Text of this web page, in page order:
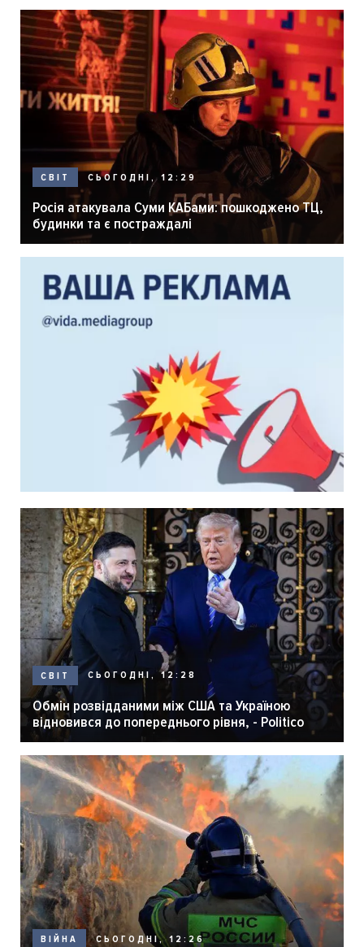
СВІТ СЬОГОДНІ, 12:29
Росія атакувала Суми КАБами: пошкоджено ТЦ,
будинки та є постраждалі
СВІТ СЬОГОДНІ, 12:28
Обмін розвідданими між США та Україною
відновився до попереднього рівня, - Politico
ВІЙНА СЬОГОДНІ, 12:26